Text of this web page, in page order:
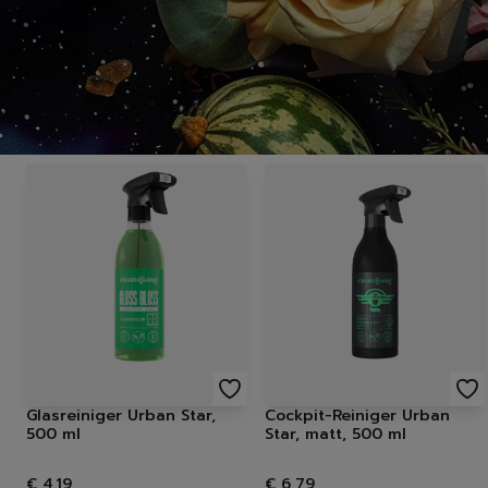
Glasreiniger Urban Star,
500 ml
Cockpit-Reiniger Urban
Star, matt, 500 ml